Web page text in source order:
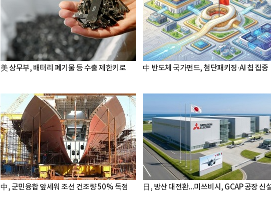
美 상무부, 배터리 폐기물 등 수출 제한키로 中 반도체 국가펀드, 첨단패키징·AI 칩 집중
中, 군민융합 앞세워 조선 건조량 50% 독점 日, 방산 대전환...미쓰비시, GCAP 공장 신